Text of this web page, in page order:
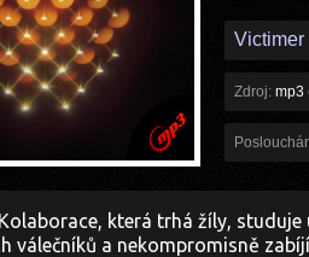
Victimer
Zdroj: mp3
Kolaborace, která trhá žíly,
válečníků a nekompromisně